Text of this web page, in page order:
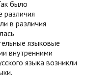
было
различия
в различия
языковые
внутренними
языка возникли